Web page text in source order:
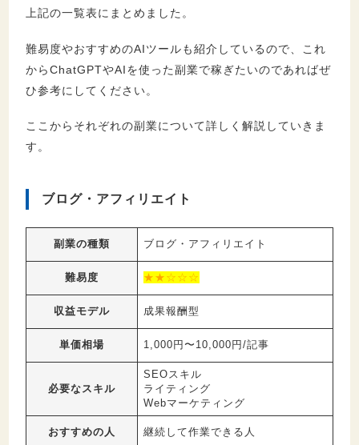
上記の一覧表にまとめました。
難易度やおすすめのAIツールも紹介しているので、これ
からChatGPTやAIを使った副業で稼ぎたいのであればぜ
ひ参考にしてください。
ここからそれぞれの副業について詳しく解説していきま
す。
ブログ・アフィリエイト
副業の種類 ブログ・アフィリエイト
難易度 ★★☆☆☆
収益モデル 成果報酬型
単価相場 1,000円〜10,000円/記事
必要なスキル
SEOスキル
ライティング
Webマーケティング
おすすめの人 継続して作業できる人